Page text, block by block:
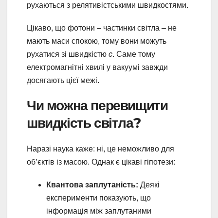
рухаються з релятивістськими швидкостями.
Цікаво, що фотони – частинки світла – не
мають маси спокою, тому вони можуть
рухатися зі швидкістю c. Саме тому
електромагнітні хвилі у вакуумі завжди
досягають цієї межі.
Чи можна перевищити
швидкість світла?
Наразі наука каже: ні, це неможливо для
об’єктів із масою. Однак є цікаві гіпотези:
Квантова заплутаність: Деякі
експерименти показують, що
інформація між заплутаними